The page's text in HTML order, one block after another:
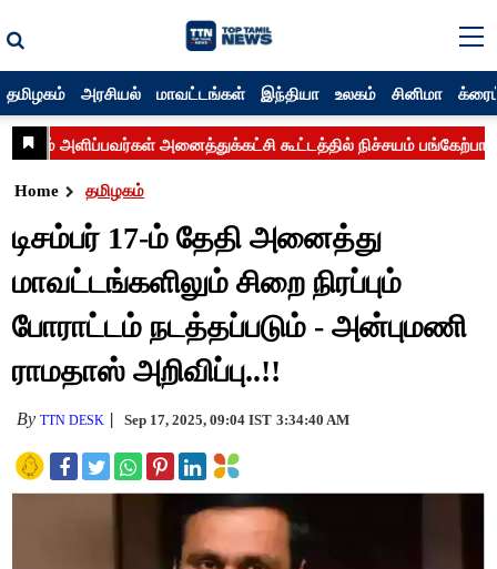
தமிழகம் அரசியல் மாவட்டங்கள் இந்தியா உலகம் சினிமா
Home தமிழகம்
டிசம்பர் 17-ம் தேதி அனைத்து
மாவட்டங்களிலும் சிறை நிரப்பும்
போராட்டம் நடத்தப்படும் - அன்புமணி
ராமதாஸ் அறிவிப்பு..!!
ByTTN DESK Sep 17, 2025, 09:04 IST 3:34:40 AM